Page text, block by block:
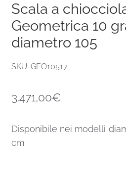
Scala a
Geometrica 10
diametro 105
SKU: GEO10517
3.471,00€
Disponibile nei modelli
cm